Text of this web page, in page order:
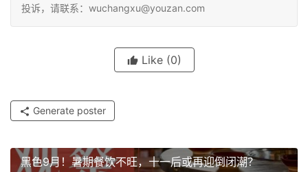
投诉，请联系：wuchangxu@youzan.com
Like (0)
Generate poster
黑色9月！暑期餐饮不旺，十一后或再迎倒闭潮？